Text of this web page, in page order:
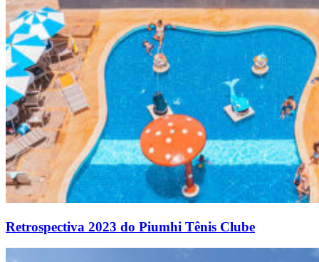
Retrospectiva 2023 do Piumhi Tênis Clube